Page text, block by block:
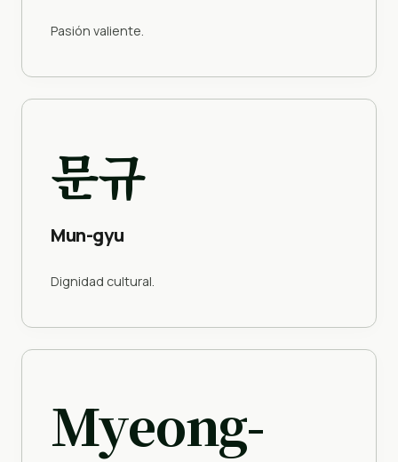
Pasión valiente.
문규
Mun-gyu
Dignidad cultural.
Myeong-